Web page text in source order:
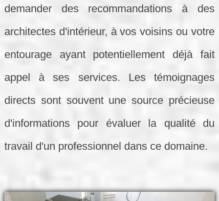
demander des recommandations à des
architectes d'intérieur, à vos voisins ou votre
entourage ayant potentiellement déjà fait
appel à ses services. Les témoignages
directs sont souvent une source précieuse
d'informations pour évaluer la qualité du
travail d'un professionnel dans ce domaine.